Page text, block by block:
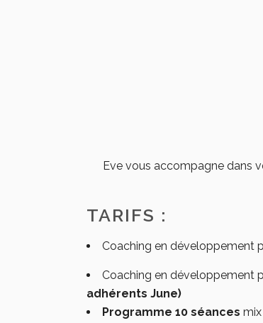
Eve vous accompagne dans
TARIFS :
Coaching en développement
Coaching en développement
adhérents June)
Programme 10 séances